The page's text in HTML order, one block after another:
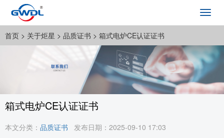
首页 > 关于炬星 > 品质证书 > 箱式电炉CE认证证书
箱式电炉CE认证证书
本文分类： 品质证书 发布日期：2025-09-10 17:03